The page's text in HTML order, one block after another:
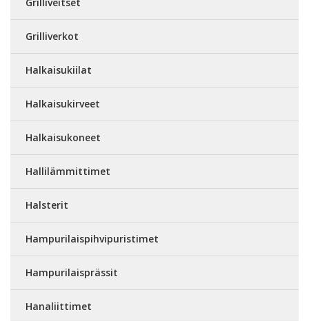
Grilliverkot
Halkaisukiilat
Halkaisukirveet
Halkaisukoneet
Hallilämmittimet
Halsterit
Hampurilaispihvipuristimet
Hampurilaisprässit
Hanaliittimet